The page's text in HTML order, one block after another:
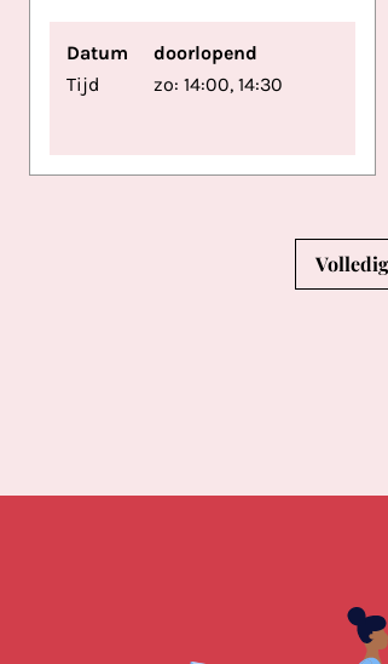
Datum
doorlopend
Tijd
zo: 14:00, 14:30